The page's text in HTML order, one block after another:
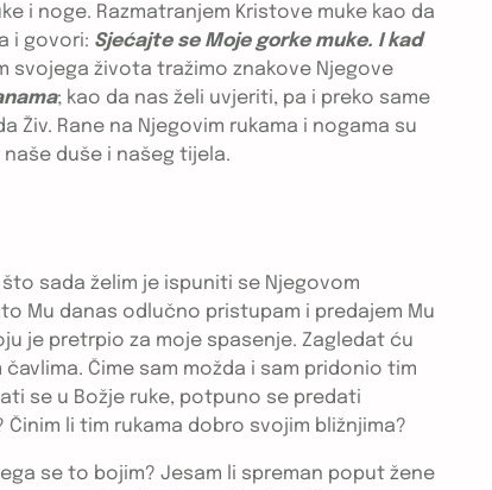
i noge. Razmatranjem Kristove muke kao da
i govori: Sjećajte se Moje gorke muke. I kad
svojega života tražimo znakove Njegove
; kao da nas želi uvjeriti, pa i preko same
Živ. Rane na Njegovim rukama i nogama su
duše i našeg tijela.
sada želim je ispuniti se Njegovom
Mu danas odlučno pristupam i predajem Mu
je pretrpio za moje spasenje. Zagledat ću
Čime sam možda i sam pridonio tim
se u Božje ruke, potpuno se predati
li tim rukama dobro svojim bližnjima?
se to bojim? Jesam li spreman poput žene